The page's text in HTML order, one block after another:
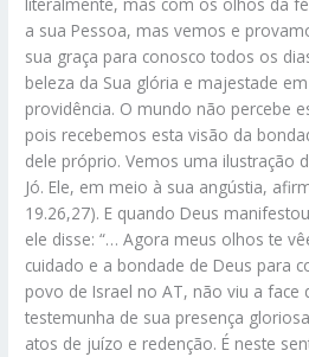
a sua Pessoa, mas vemos e
sua graça para conosco todos os
beleza da Sua glória e majestade
providência. O mundo não percebe
pois recebemos esta visão da
dele próprio. Vemos uma ilustração
Jó. Ele, em meio à sua angústia,
19.26,27). E quando Deus
ele disse: “… Agora meus olhos te
cuidado e a bondade de Deus para
povo de Israel no AT, não viu a face
testemunha de sua presença
atos de juízo e redenção. É neste